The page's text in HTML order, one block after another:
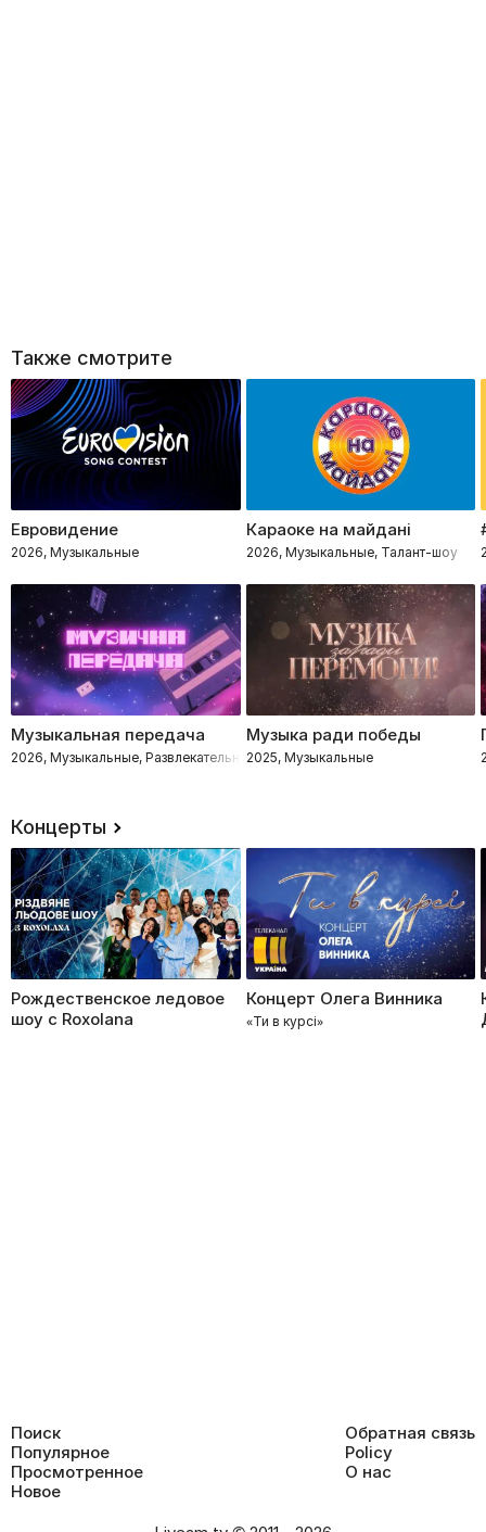
Также смотрите
Евровидение
2026, Музыкальные
Караоке на майдані
2026, Музыкальные, Талант-шоу
Музыкальная передача
2026, Музыкальные, Развлекательное, Импровизация, Интеллектуальное
Музыка ради победы
2025, Музыкальные
Концерты
Рождественское ледовое
шоу с Roxolana
Концерт Олега Винника
«Ти в курсі»
Поиск
Популярное
Просмотренное
Новое
Обратная связь
Policy
О нас